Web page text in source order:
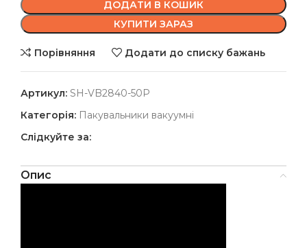
ДОДАТИ В КОШИК
КУПИТИ ЗАРАЗ
Порівняння Додати до списку бажань
Артикул: SH-VB2840-50P
Категорія: Пакувальники вакуумні
Слідкуйте за:
Опис